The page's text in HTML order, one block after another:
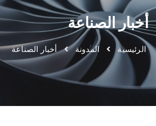
أخبار الصناعة
الرئيسية المدونة أخبار الصناعة